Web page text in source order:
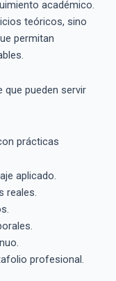
académico.
teóricos, sino
permitan
pueden servir
prácticas
aplicado.
reales.
profesional.